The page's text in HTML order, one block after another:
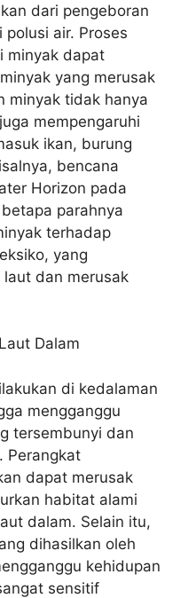
dari pengeboran
air. Proses
minyak dapat
yang merusak
minyak tidak hanya
mempengaruhi
ikan, burung
bencana
Horizon pada
parahnya
terhadap
yang
dan merusak
Dalam
di kedalaman
mengganggu
tersembunyi dan
Perangkat
dapat merusak
habitat alami
dalam. Selain itu,
dihasilkan oleh
kehidupan
sensitif